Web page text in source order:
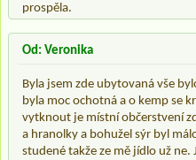
prospěla.
Od: Veronika
Byla jsem zde ubytovaná vše
byla moc ochotná a o kemp se
vytknout je místní občerstvení
a hranolky a bohužel sýr byl
studené takže ze mě jídlo už